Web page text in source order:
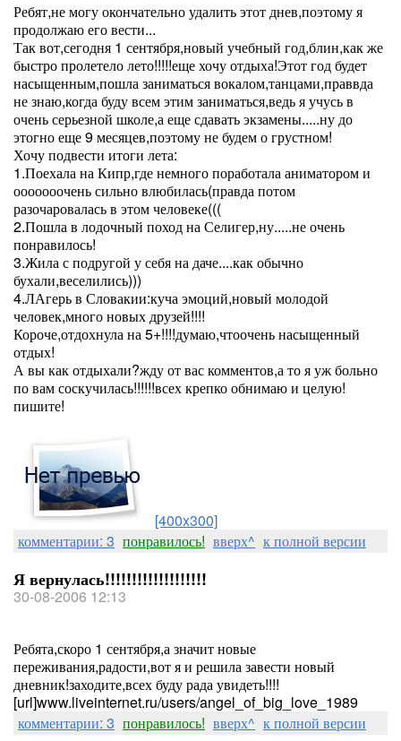
Ребят,не могу окончательно удалить этот днев,поэтому я
продолжаю его вести...
Так вот,сегодня 1 сентября,новый учебный год,блин,как же
быстро пролетело лето!!!!!еще хочу отдыха!Этот год будет
насыщенным,пошла заниматься вокалом,танцами,праввда
не знаю,когда буду всем этим заниматься,ведь я учусь в
очень серьезной школе,а еще сдавать экзамены.....ну до
этогно еще 9 месяцев,поэтому не будем о грустном!
Хочу подвести итоги лета:
1.Поехала на Кипр,где немного поработала аниматором и
ооооооочень сильно влюбилась(правда потом
разочаровалась в этом человеке(((
2.Пошла в лодочный поход на Селигер,ну.....не очень
понравилось!
3.Жила с подругой у себя на даче....как обычно
бухали,веселились)))
4.ЛАгерь в Словакии:куча эмоций,новый молодой
человек,много новых друзей!!!!
Короче,отдохнула на 5+!!!!думаю,чтоочень насыщенный
отдых!
А вы как отдыхали?жду от вас комментов,а то я уж больно
по вам соскучилась!!!!!!всех крепко обнимаю и целую!
пишите!
[400x300]
комментарии: 3 понравилось! вверх^ к полной версии
Я вернулась!!!!!!!!!!!!!!!!!!!
30-08-2006 12:13
Ребята,скоро 1 сентября,а значит новые
переживания,радости,вот я и решила завести новый
дневник!заходите,всех буду рада увидеть!!!!
[url]www.liveinternet.ru/users/angel_of_big_love_1989
комментарии: 3 понравилось! вверх^ к полной версии